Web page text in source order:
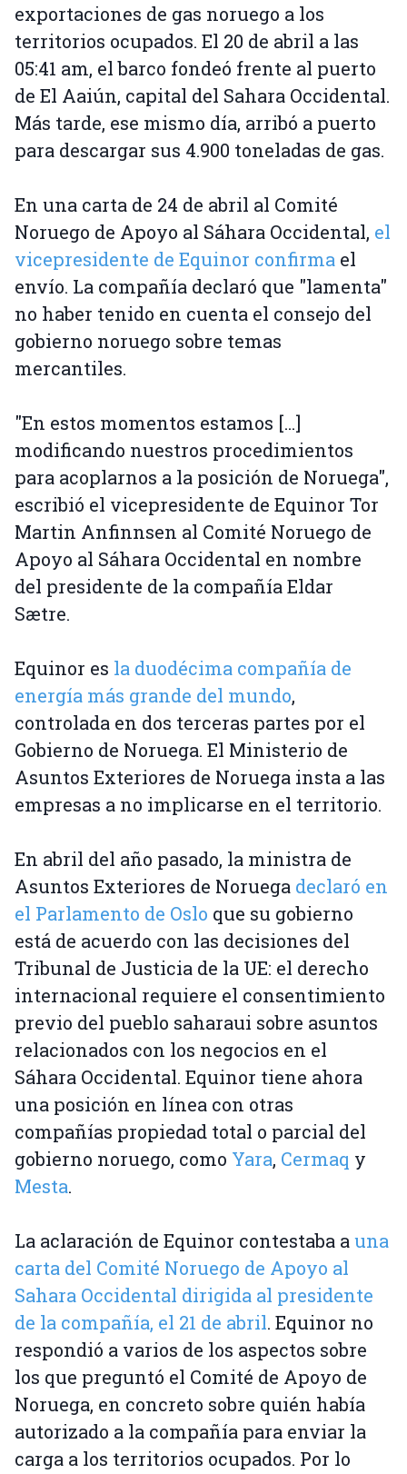
exportaciones de gas noruego a los
territorios ocupados. El 20 de abril a las
05:41 am, el barco fondeó frente al puerto
de El Aaiún, capital del Sahara Occidental.
Más tarde, ese mismo día, arribó a puerto
para descargar sus 4.900 toneladas de gas.
En una carta de 24 de abril al Comité
Noruego de Apoyo al Sáhara Occidental, el
vicepresidente de Equinor confirma el
envío. La compañía declaró que "lamenta"
no haber tenido en cuenta el consejo del
gobierno noruego sobre temas
mercantiles.
"En estos momentos estamos [...]
modificando nuestros procedimientos
para acoplarnos a la posición de Noruega",
escribió el vicepresidente de Equinor Tor
Martin Anfinnsen al Comité Noruego de
Apoyo al Sáhara Occidental en nombre
del presidente de la compañía Eldar
Sætre.
Equinor es la duodécima compañía de
energía más grande del mundo,
controlada en dos terceras partes por el
Gobierno de Noruega. El Ministerio de
Asuntos Exteriores de Noruega insta a las
empresas a no implicarse en el territorio.
En abril del año pasado, la ministra de
Asuntos Exteriores de Noruega declaró en
el Parlamento de Oslo que su gobierno
está de acuerdo con las decisiones del
Tribunal de Justicia de la UE: el derecho
internacional requiere el consentimiento
previo del pueblo saharaui sobre asuntos
relacionados con los negocios en el
Sáhara Occidental. Equinor tiene ahora
una posición en línea con otras
compañías propiedad total o parcial del
gobierno noruego, como Yara, Cermaq y
Mesta.
La aclaración de Equinor contestaba auna
carta del Comité Noruego de Apoyo al
Sahara Occidental dirigida al presidente
de la compañía, el 21 de abril. Equinor no
respondió a varios de los aspectos sobre
los que preguntó el Comité de Apoyo de
Noruega, en concreto sobre quién había
autorizado a la compañía para enviar la
carga a los territorios ocupados. Por lo